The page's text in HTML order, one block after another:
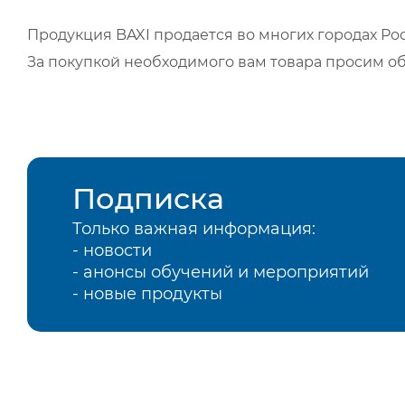
Продукция BAXI продается во многих городах
За покупкой необходимого вам товара просим
Подписка
Только важная информация:
- новости
- анонсы обучений и мероприятий
- новые продукты